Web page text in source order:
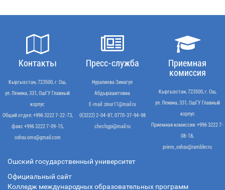
Контакты
Кыргызстан, 723500, г. Ош,
ул. Ленина, 331, ОшГУ Главный
корпус
Общий отдел: +996 3222 7-22-73,
факс +996 3222 7-09-15,
oshsu.oms@gmail.com
Пресс-служба
Нуралиева Зинагул
Абдырашитовна
Е-mail: zinur11@mail.ru
0(3222) 2-04-87, 0770-37-94-98
chechgpi@mail.ru
Приемная
комиссия
Кыргызстан, 723500, г. Ош,
ул. Ленина, 331, ОшГУ Главный
корпус
Приемная комиссия: +996 3222 7-
08-18,
priem_oshsu@rambler.ru
Ошский государственный университет
Официальный сайт
Колледж международных образовательных программ